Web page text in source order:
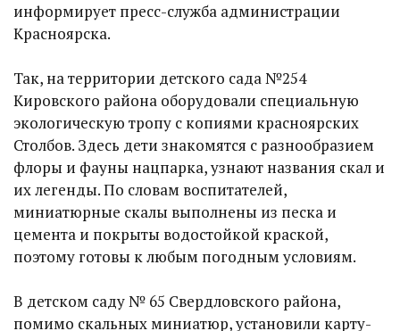
информирует пресс-служба администрации
Красноярска.
Так, на территории детского сада №254
Кировского района оборудовали специальную
экологическую тропу с копиями красноярских
Столбов. Здесь дети знакомятся с разнообразием
флоры и фауны нацпарка, узнают названия скал и
их легенды. По словам воспитателей,
миниатюрные скалы выполнены из песка и
цемента и покрыты водостойкой краской,
поэтому готовы к любым погодным условиям.
В детском саду № 65 Свердловского района,
помимо скальных миниатюр, установили карту-